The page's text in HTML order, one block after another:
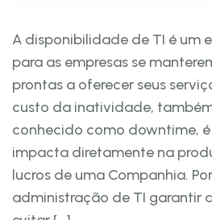
A disponibilidade de TI é um
para as empresas se
prontas a oferecer seus
custo da inatividade,
conhecido como downtime,
impacta diretamente na
lucros de uma Companhia.
administração de TI garantir